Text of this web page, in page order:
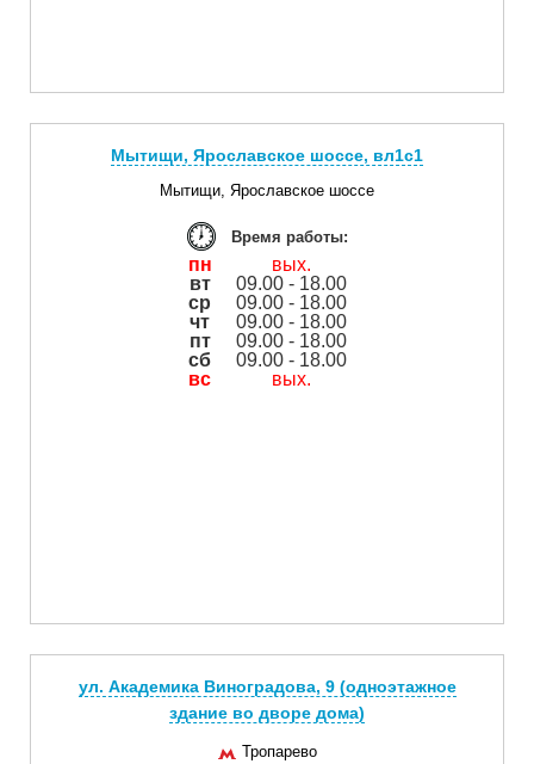
Мытищи, Ярославское шоссе, вл1с1
Мытищи, Ярославское шоссе
Время работы:
пн
вых.
вт
09.00 - 18.00
ср
09.00 - 18.00
чт
09.00 - 18.00
пт
09.00 - 18.00
сб
09.00 - 18.00
вс
вых.
ул. Академика Виноградова, 9 (одноэтажное
здание во дворе дома)
Тропарево